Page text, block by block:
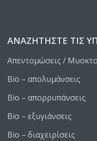
ΑΝΑΖΗΤΉΣΤΕ ΤΙΣ
Απεντομώσεις /
Bio – απολυμάνσεις
Bio – απορρυπάνσεις
Bio – εξυγιάνσεις
Bio – διαχειρίσεις